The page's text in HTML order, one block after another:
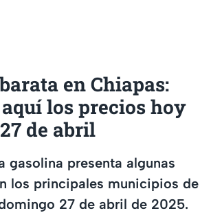
en Chiapas:
los precios hoy
de abril
gasolina presenta algunas
los principales municipios de
27 de abril de 2025.